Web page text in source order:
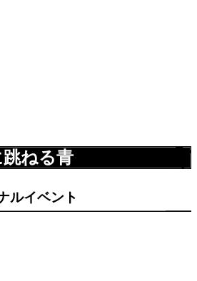
ねる青
ルイベント